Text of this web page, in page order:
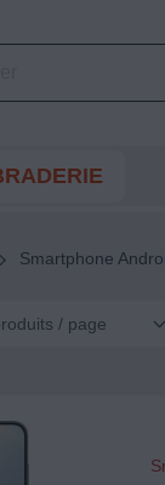
Smartphone
/ page